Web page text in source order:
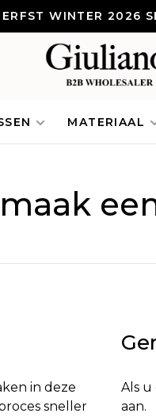
WINTER 2026
MATERIAAL
in deze
sneller
Als
aan.